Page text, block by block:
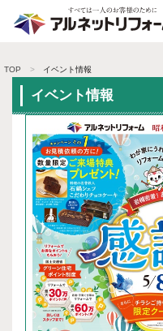
TOP イベント情報
イベント情報